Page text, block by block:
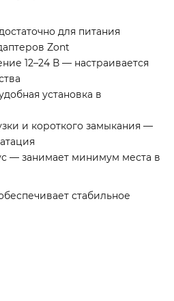
для питания
Zont
12–24 В — настраивается
установка в
и короткого замыкания —
— занимает минимум места в
стабильное
управления котлом.